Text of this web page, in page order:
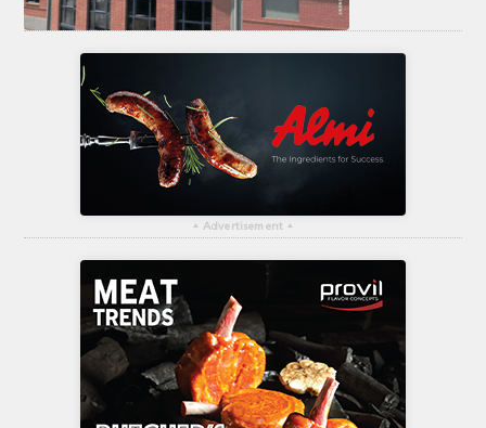
▴ Advertisement ▴